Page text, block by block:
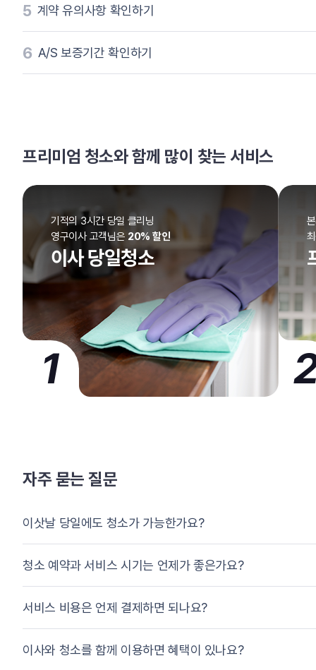
5 계약 유의사항 확인하기
6 A/S 보증기간 확인하기
프리미엄 청소와 함께 많이 찾는 서비스
기적의 3시간 당일 클리닝
영구이사 고객님은 20% 할인
이사 당일청소
1
자주 묻는 질문
이삿날 당일에도 청소가 가능한가요?
청소 예약과 서비스 시기는 언제가 좋은가요?
서비스 비용은 언제 결제하면 되나요?
이사와 청소를 함께 이용하면 혜택이 있나요?